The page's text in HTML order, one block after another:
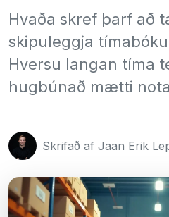
Hvaða skref þarf að
skipuleggja
Hversu langan tíma
hugbúnað mætti
Skrifað af Jaan Erik